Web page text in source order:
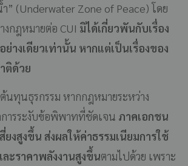
” (Underwater Zone of Peace) โดย
งกฎหมายต่อ CUI มิได้เกี่ยวพันกับเรื่อง
างเดียวเท่านั้น หากแต่เป็นเรื่องของ
ติด้วย
นทุนธุรกรรม หากกฎหมายระหว่าง
ารระงับข้อพิพาทที่ชัดเจน ภาคเอกชน
งสูงขึ้น ส่งผลให้ค่าธรรมเนียมการใช้
ะราคาพลังงานสูงขึ้นตามไปด้วย เพราะ